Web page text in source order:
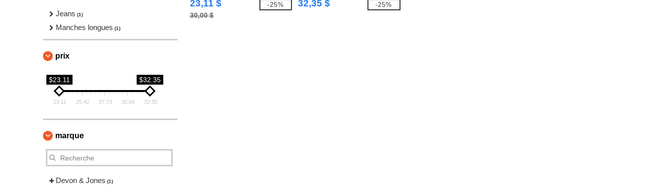
Jeans (1)
Manches longues (1)
prix
$23.11 $32.35
23.11 25.42 27.73 30.04 32.35
marque
Devon & Jones (1)
23,11 $
30,00 $
-25% 32,35 $ -25%